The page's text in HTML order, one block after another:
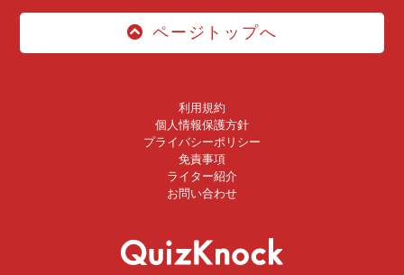
ページトップへ
利用規約
個人情報保護方針
プライバシーポリシー
免責事項
ライター紹介
お問い合わせ